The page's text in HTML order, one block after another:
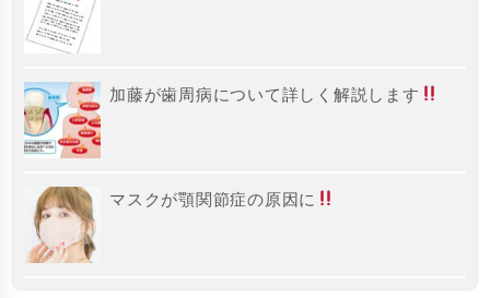
加藤が歯周病について詳しく解説します
マスクが顎関節症の原因に